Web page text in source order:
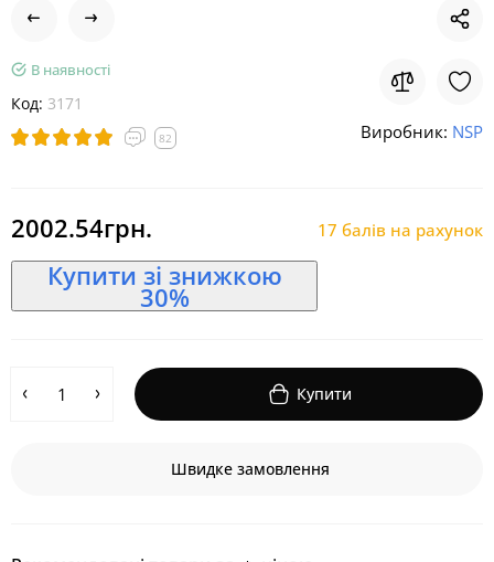
В наявності
Код: 3171
82 Виробник: NSP
2002.54грн.
Купити зі знижкою
30%
17 балів на рахунок
Купити
Швидке замовлення